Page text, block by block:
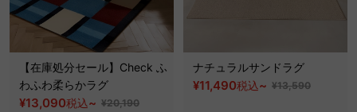
【在庫処分セール】Check ふ
わふわ柔らかラグ
¥13,090税込~ ¥20,190
ナチュラルサンドラグ
¥11,490税込~ ¥13,590